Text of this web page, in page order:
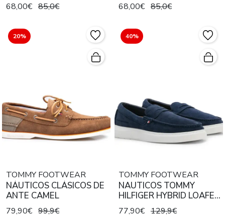
68,00€ 85,0€ 68,00€ 85,0€
20%
TOMMY FOOTWEAR
NÁUTICOS CLÁSICOS DE
ANTE CAMEL
79,90€ 99,9€
40%
TOMMY FOOTWEAR
NAUTICOS TOMMY
HILFIGER HYBRID LOAFER
AZUL MARINO
77,90€ 129,9€